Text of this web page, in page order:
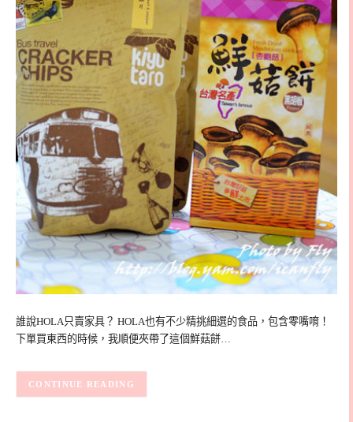
誰說HOLA只賣家具？ HOLA也有不少精挑細選的食品，包含零嘴唷！
下單買東西的時候，我順便夾帶了這個鮮菇餅…
CONTINUE READING